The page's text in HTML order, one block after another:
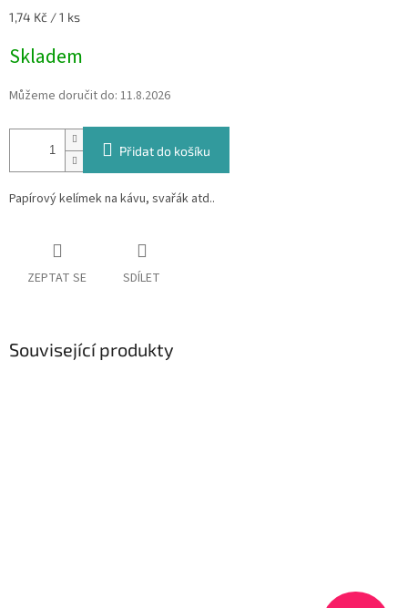
Měrná
1,74 Kč / 1 ks
Skladem
Můžeme doručit do: 11.8.2026
Přidat do košíku
Papírový kelímek na kávu, svařák atd..
ZEPTAT SE SDÍLET
Související produkty